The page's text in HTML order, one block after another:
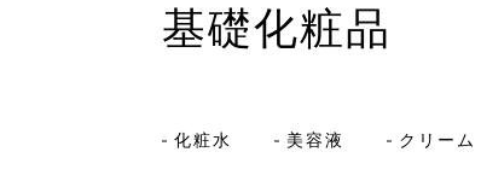
基礎化粧品
化粧水 美容液 クリーム